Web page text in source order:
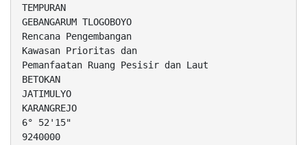
TEMPURAN
GEBANGARUM TLOGOBOYO
Rencana Pengembangan
Kawasan Prioritas dan
Pemanfaatan Ruang Pesisir dan Laut
BETOKAN
JATIMULYO
KARANGREJO
6° 52'15"
9240000